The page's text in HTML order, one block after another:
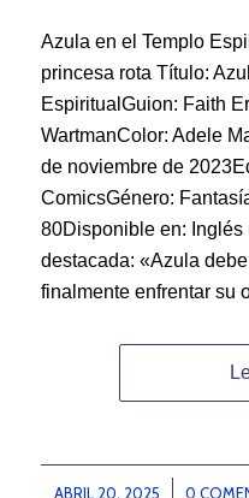
Azula en el Templo
princesa rota Título:
EspiritualGuion: Faith
WartmanColor: Adele
de noviembre de
ComicsGénero:
80Disponible en:
destacada: «Azula
finalmente enfrentar su
ABRIL 20, 2025
/ 0